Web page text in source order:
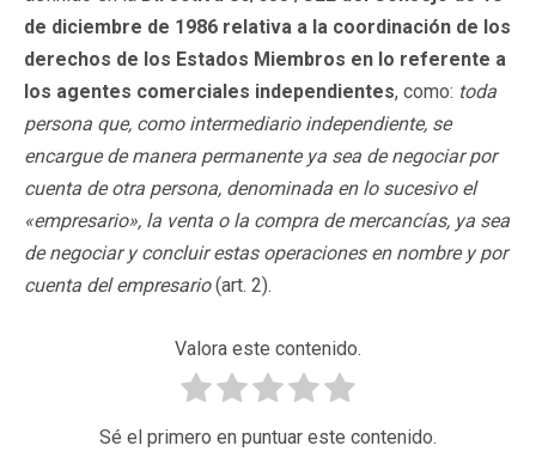
de diciembre de 1986 relativa a la coordinación de los
derechos de los Estados Miembros en lo referente a
los agentes comerciales independientes, como: toda
persona que, como intermediario independiente, se
encargue de manera permanente ya sea de negociar por
cuenta de otra persona, denominada en lo sucesivo el
«empresario», la venta o la compra de mercancías, ya sea
de negociar y concluir estas operaciones en nombre y por
cuenta del empresario(art. 2).
Valora este contenido.
Sé el primero en puntuar este contenido.